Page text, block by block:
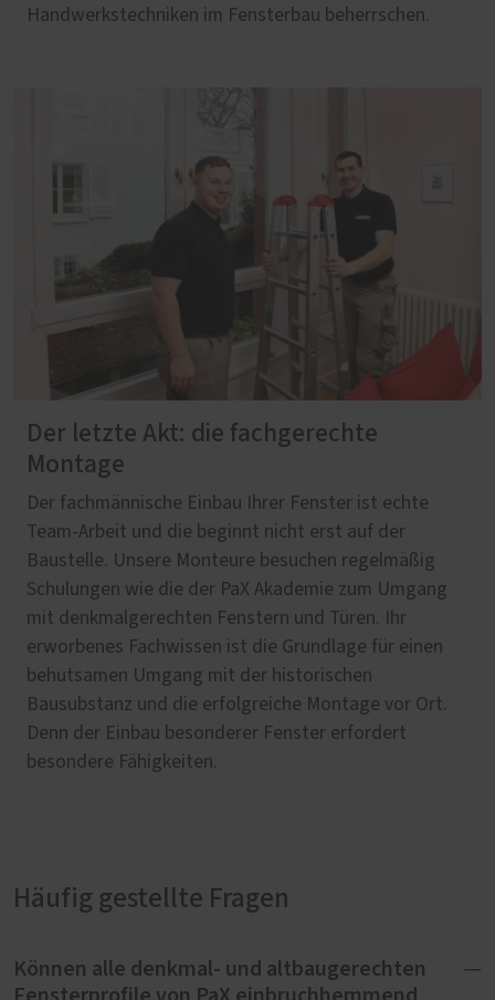
Handwerkstechniken im Fensterbau beherrschen.
Der letzte Akt: die fachgerechte
Montage
Der fachmännische Einbau Ihrer Fenster ist echte
Team-Arbeit und die beginnt nicht erst auf der
Baustelle. Unsere Monteure besuchen regelmäßig
Schulungen wie die der PaX Akademie zum Umgang
mit denkmalgerechten Fenstern und Türen. Ihr
erworbenes Fachwissen ist die Grundlage für einen
behutsamen Umgang mit der historischen
Bausubstanz und die erfolgreiche Montage vor Ort.
Denn der Einbau besonderer Fenster erfordert
besondere Fähigkeiten.
Häufig gestellte Fragen
Können alle denkmal- und altbaugerechten